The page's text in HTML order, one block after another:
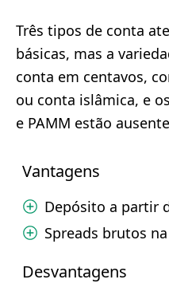
Três tipos de conta
básicas, mas a
conta em centavos,
ou conta islâmica, e
e PAMM estão
Vantagens
Depósito a partir
Spreads brutos
Desvantagens